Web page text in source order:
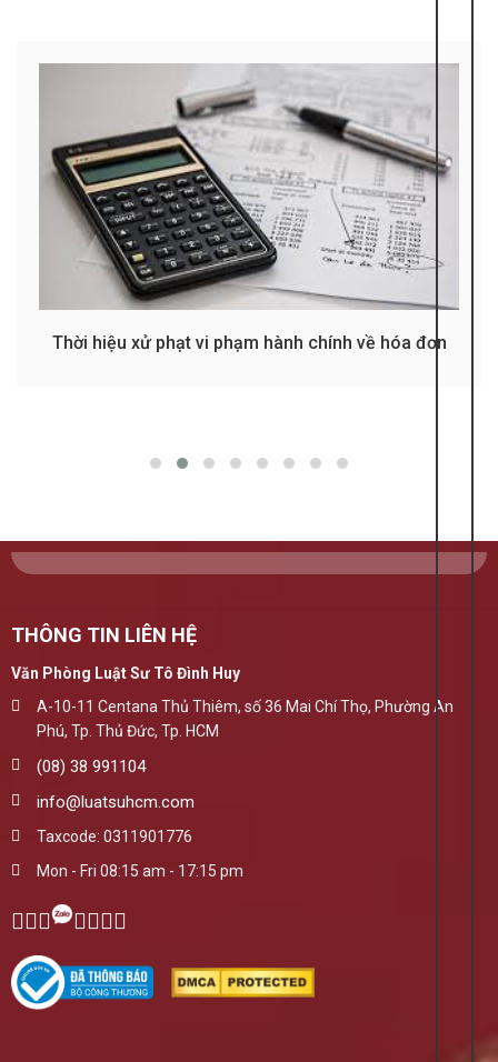
Thời hiệu xử phạt vi phạm hành chính về hóa đơn
THÔNG TIN LIÊN HỆ
Văn Phòng Luật Sư Tô Đình Huy
A-10-11 Centana Thủ Thiêm, số 36 Mai Chí Thọ, Phường An
Phú, Tp. Thủ Đức, Tp. HCM
(08) 38 991104
info@luatsuhcm.com
Taxcode: 0311901776
Mon - Fri 08:15 am - 17:15 pm